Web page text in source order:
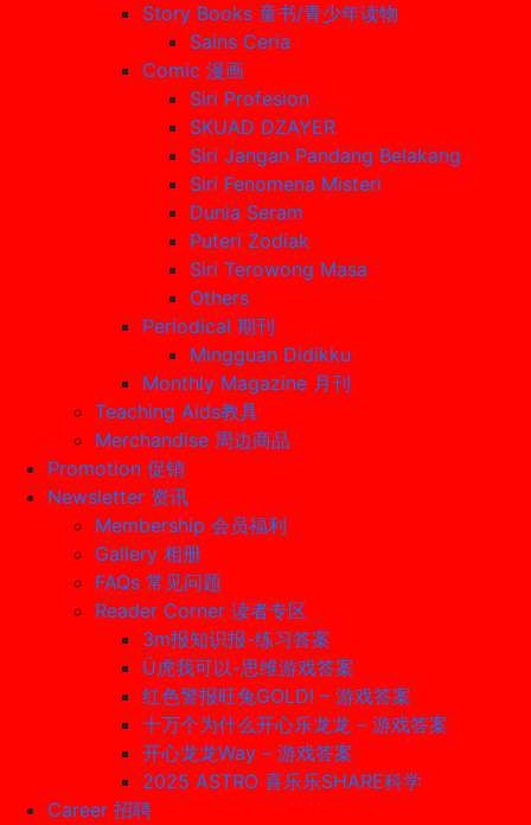
Story Books 童书/青少年读物
Sains Ceria
Comic 漫画
Siri Profesion
SKUAD DZAYER
Siri Jangan Pandang Belakang
Siri Fenomena Misteri
Dunia Seram
Puteri Zodiak
Siri Terowong Masa
Others
Periodical 期刊
Mingguan Didikku
Monthly Magazine 月刊
Teaching Aids教具
Merchandise 周边商品
Promotion 促销
Newsletter 资讯
Membership 会员福利
Gallery 相册
FAQs 常见问题
Reader Corner 读者专区
3m报知识报-练习答案
Ü虎我可以-思维游戏答案
红色警报旺兔GOLD! – 游戏答案
十万个为什么开心乐龙龙 – 游戏答案
开心龙龙Way – 游戏答案
2025 ASTRO 喜乐乐SHARE科学
Career 招聘